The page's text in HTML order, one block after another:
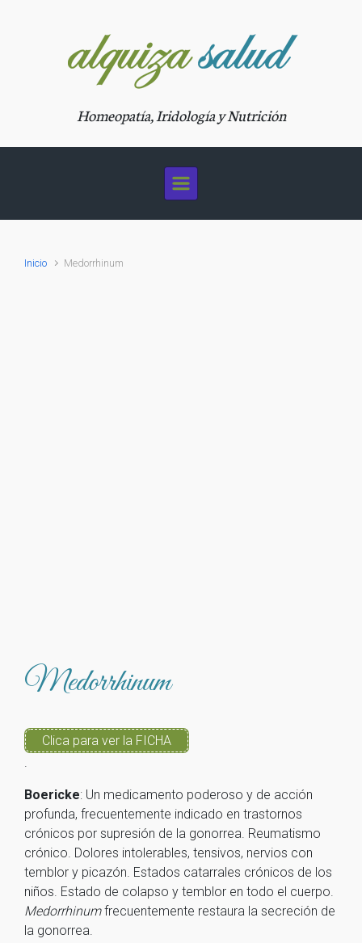
Homeopatía, Iridología y Nutrición
Inicio Medorrhinum
Medorrhinum
Clica para ver la FICHA
.
Boericke: Un medicamento poderoso y de acción
profunda, frecuentemente indicado en trastornos
crónicos por supresión de la gonorrea. Reumatismo
crónico. Dolores intolerables, tensivos, nervios con
temblor y picazón. Estados catarrales crónicos de los
niños. Estado de colapso y temblor en todo el cuerpo.
Medorrhinumfrecuentemente restaura la secreción de
la gonorrea.